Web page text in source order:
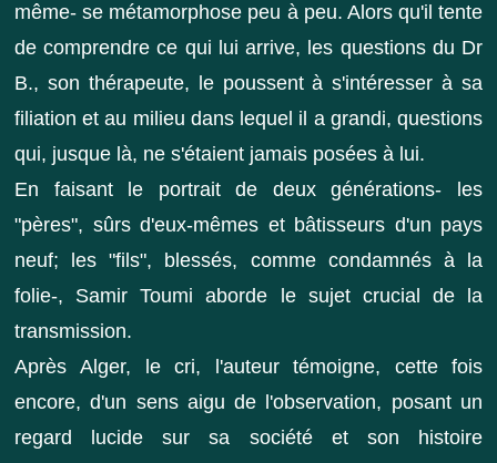
même- se métamorphose peu à peu. Alors qu'il tente
de comprendre ce qui lui arrive, les questions du Dr
B., son thérapeute, le poussent à s'intéresser à sa
filiation et au milieu dans lequel il a grandi, questions
qui, jusque là, ne s'étaient jamais posées à lui.
En faisant le portrait de deux générations- les
"pères", sûrs d'eux-mêmes et bâtisseurs d'un pays
neuf; les "fils", blessés, comme condamnés à la
folie-, Samir Toumi aborde le sujet crucial de la
transmission.
Après Alger, le cri, l'auteur témoigne, cette fois
encore, d'un sens aigu de l'observation, posant un
regard lucide sur sa société et son histoire